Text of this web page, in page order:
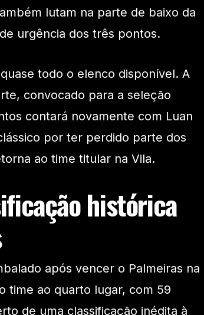
lutam na parte de baixo da
urgência dos três pontos.
todo o elenco disponível. A
convocado para a seleção
contará novamente com Luan
por ter perdido parte dos
ao time titular na Vila.
histórica
após vencer o Palmeiras na
time ao quarto lugar, com 59
de uma classificação inédita à